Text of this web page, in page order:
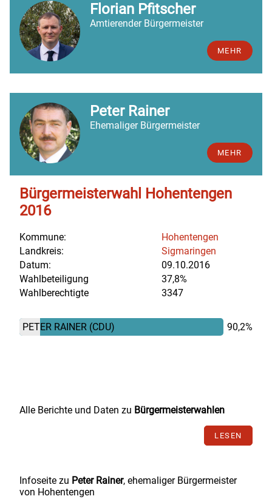
Florian Pfitscher
Amtierender Bürgermeister
MEHR
Peter Rainer
Ehemaliger Bürgermeister
MEHR
Bürgermeisterwahl Hohentengen
2016
Kommune:
Hohentengen
Landkreis:
Sigmaringen
Datum:
09.10.2016
Wahlbeteiligung
37,8%
Wahlberechtigte
3347
PETER RAINER (CDU) 90,2%
Alle Berichte und Daten zu Bürgermeisterwahlen
LESEN
Infoseite zu Peter Rainer, ehemaliger Bürgermeister
von Hohentengen